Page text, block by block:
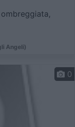
Angeli)
0